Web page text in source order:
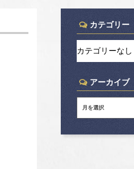
カテゴリー
カテゴリーなし
アーカイブ
月を選択